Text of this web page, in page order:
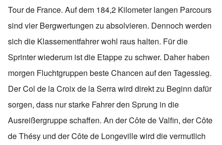
Tour de France. Auf dem 184,2 Kilometer langen Parcours
sind vier Bergwertungen zu absolvieren. Dennoch werden
sich die Klassementfahrer wohl raus halten. Für die
Sprinter wiederum ist die Etappe zu schwer. Daher haben
morgen Fluchtgruppen beste Chancen auf den Tagessieg.
Der Col de la Croix de la Serra wird direkt zu Beginn dafür
sorgen, dass nur starke Fahrer den Sprung in die
Ausreißergruppe schaffen. An der Côte de Valfin, der Côte
de Thésy und der Côte de Longeville wird die vermutlich